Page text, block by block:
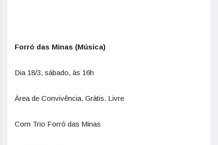
Forró das Minas (Música)
Dia 18/3, sábado, às 16h
Área de Convivência. Grátis. Livre
Com Trio Forró das Minas